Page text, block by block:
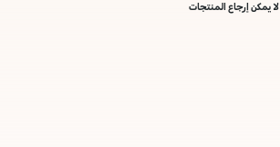
لا يمكن إرجاع المنتجات